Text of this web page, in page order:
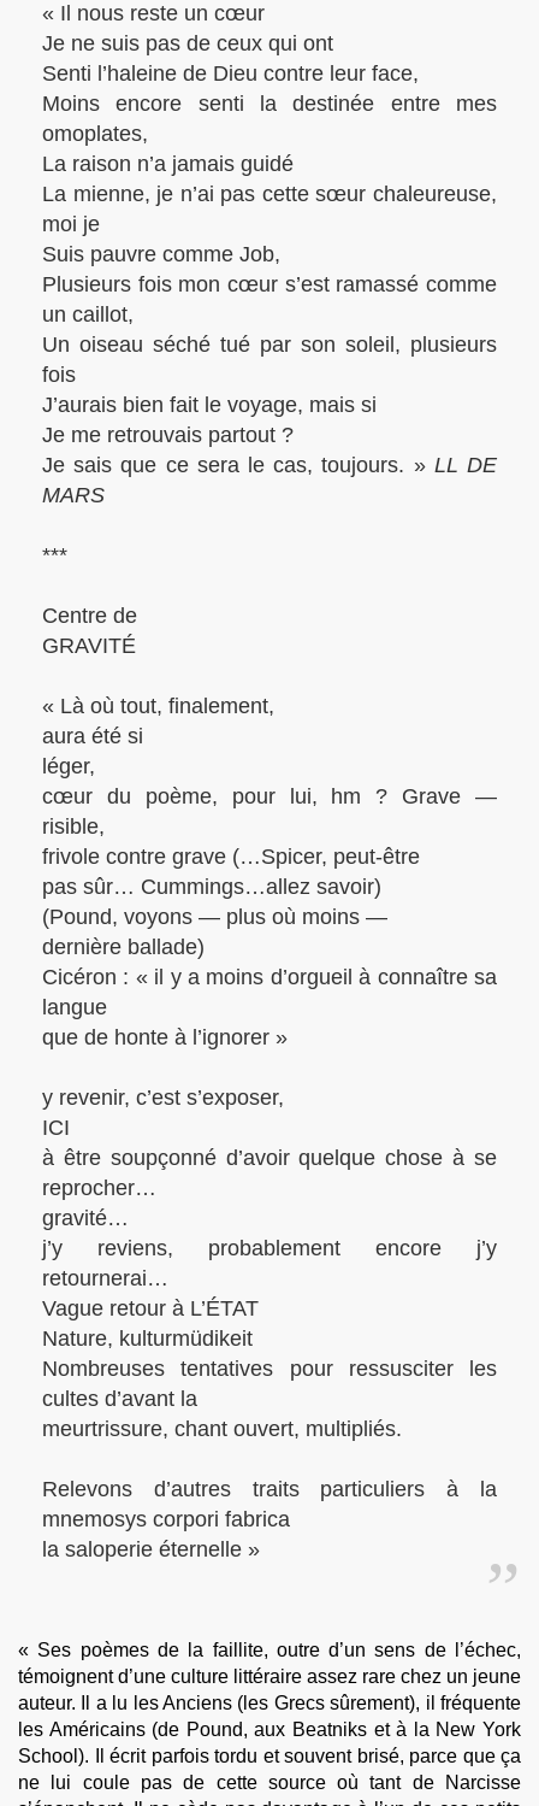
« Il nous reste un cœur
Je ne suis pas de ceux qui ont
Senti l’haleine de Dieu contre leur face,
Moins encore senti la destinée entre mes
omoplates,
La raison n’a jamais guidé
La mienne, je n’ai pas cette sœur chaleureuse,
moi je
Suis pauvre comme Job,
Plusieurs fois mon cœur s’est ramassé comme
un caillot,
Un oiseau séché tué par son soleil, plusieurs
fois
J’aurais bien fait le voyage, mais si
Je me retrouvais partout ?
Je sais que ce sera le cas, toujours. » LL DE
MARS
***
Centre de
GRAVITÉ
« Là où tout, finalement,
aura été si
léger,
cœur du poème, pour lui, hm ? Grave —
risible,
frivole contre grave (…Spicer, peut-être
pas sûr… Cummings…allez savoir)
(Pound, voyons — plus où moins —
dernière ballade)
Cicéron : « il y a moins d’orgueil à connaître sa
langue
que de honte à l’ignorer »
y revenir, c’est s’exposer,
ICI
à être soupçonné d’avoir quelque chose à se
reprocher…
gravité…
j’y reviens, probablement encore j’y
retournerai…
Vague retour à L’ÉTAT
Nature, kulturmüdikeit
Nombreuses tentatives pour ressusciter les
cultes d’avant la
meurtrissure, chant ouvert, multipliés.
Relevons d’autres traits particuliers à la
mnemosys corpori fabrica
la saloperie éternelle »
« Ses poèmes de la faillite, outre d’un sens de l’échec,
témoignent d’une culture littéraire assez rare chez un jeune
auteur. Il a lu les Anciens (les Grecs sûrement), il fréquente
les Américains (de Pound, aux Beatniks et à la New York
School). Il écrit parfois tordu et souvent brisé, parce que ça
ne lui coule pas de cette source où tant de Narcisse